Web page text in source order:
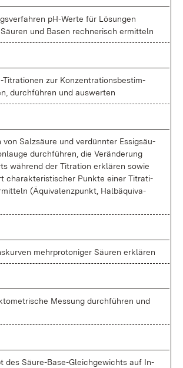
pH-Wer­te für Lö­sun­gen
und Ba­sen rech­ne­risch er­mit­teln
Ti­tra­tio­nen zur Kon­zen­tra­ti­ons­be­stim­
durch­füh­ren und aus­wer­ten
von Salz­säu­re und ver­dünn­ter Es­sig­säu­
durch­füh­ren, die Ver­än­de­rung
wäh­rend der Ti­tra­ti­on er­klä­ren so­wie
cha­rak­te­ris­ti­scher Punk­te ei­ner Ti­tra­ti­
(Äqui­va­lenz­punkt, Hal­b­äqui­va­
mehr­pro­to­ni­ger Säu­ren er­klä­ren
Mes­sung durch­füh­ren und
des Säu­re-Ba­se-Gleich­ge­wichts auf In­